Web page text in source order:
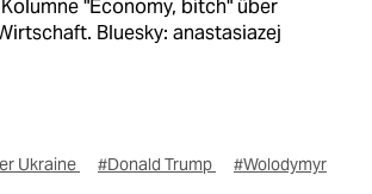
"Economy, bitch" über
Bluesky: anastasiazej
Ukraine #Donald Trump
#Wolodymyr